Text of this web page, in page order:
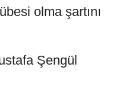
olma şartını
Şengül